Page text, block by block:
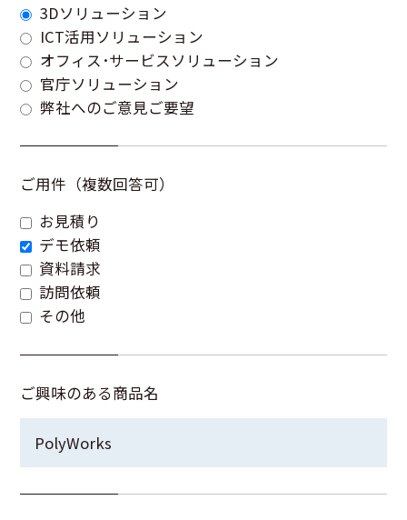
3Dソリューション
ICT活用ソリューション
オフィス･サービスソリューション
官庁ソリューション
弊社へのご意見ご要望
ご用件（複数回答可）
お見積り
デモ依頼
資料請求
訪問依頼
その他
ご興味のある商品名